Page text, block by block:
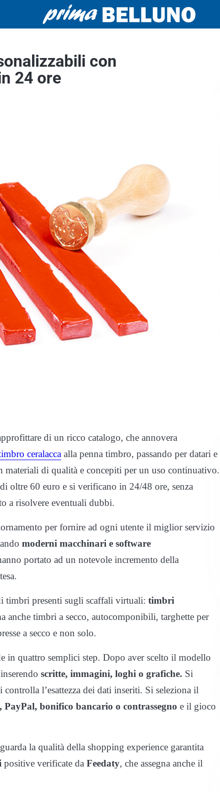
con
24 ore
di un ricco catalogo, che annovera
ceralacca alla penna timbro, passando per datari e
di qualità e concepiti per un uso continuativo.
oltre 60 euro e si verificano in 24/48 ore, senza
a risolvere eventuali dubbi.
per fornire ad ogni utente il miglior servizio
moderni macchinari e software
portato ad un notevole incremento della
timbri presenti sugli scaffali virtuali: timbri
anche timbri a secco, autocomponibili, targhette per
a secco e non solo.
in quattro semplici step. Dopo aver scelto il modello
scritte, immagini, loghi o grafiche. Si
l’esattezza dei dati inseriti. Si seleziona il
PayPal, bonifico bancario o contrassegno e il gioco
la qualità della shopping experience garantita
positive verificate da Feedaty, che assegna anche il